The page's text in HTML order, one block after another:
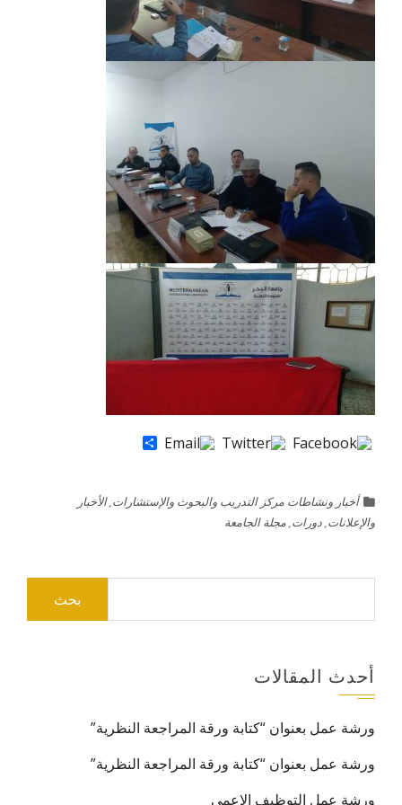
أخبار ونشاطات مركز التدريب والبحوث والإستشارات,الأخبار
والإعلانات,دورات,مجلة الجامعة
أحدث المقالات
ورشة عمل بعنوان “كتابة ورقة المراجعة النظرية”
ورشة عمل بعنوان “كتابة ورقة المراجعة النظرية”
ورشة عمل التوظيف الاعمى